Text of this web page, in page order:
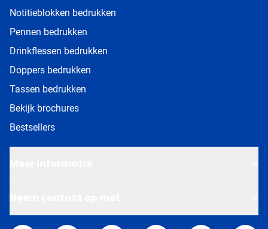
Notitieblokken bedrukken
Pennen bedrukken
Drinkflessen bedrukken
Doppers bedrukken
Tassen bedrukken
Bekijk brochures
Bestsellers